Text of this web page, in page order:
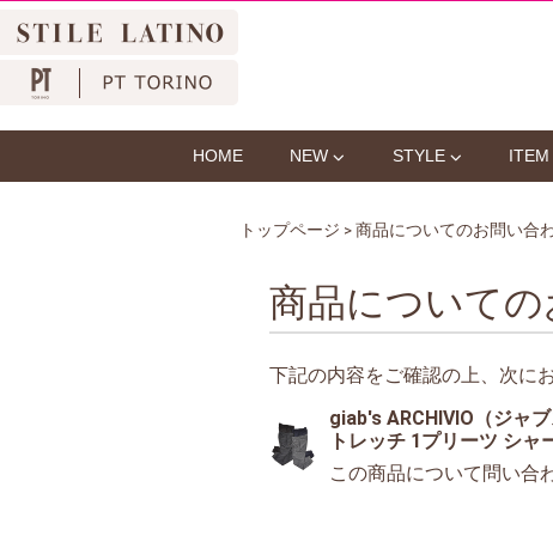
HOME NEW STYLE
トップページ > 商品についてのお問い合
商品について
下記の内容をご確認の上、次に
giab's ARCHIVIO（ジャ
トレッチ 1プリーツ シ
この商品について問い合